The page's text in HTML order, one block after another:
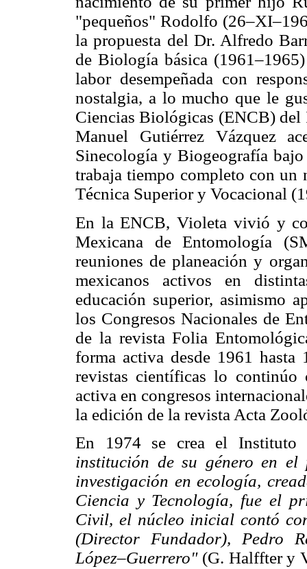
"pequeños" Rodolfo
la propuesta del Dr. Alfredo
de Biología básica
labor desempeñada con
nostalgia, a lo mucho que le
Ciencias Biológicas (ENCB)
Manuel Gutiérrez Vázquez
Sinecología y Biogeografía
trabaja tiempo completo con un
Técnica Superior y Vocacional
En la ENCB, Violeta vivió y
Mexicana de Entomología
reuniones de planeación y
mexicanos activos en
educación superior, asimismo
los Congresos Nacionales de
de la revista Folia
forma activa desde 1961 hasta
revistas científicas lo
activa en congresos
la edición de la revista Acta
En 1974 se crea el
institución de su género en
investigación en ecología,
Ciencia y Tecnología, fue el
Civil, el núcleo inicial contó
(Director Fundador), Pedro
López–Guerrero" (G. Halffter y